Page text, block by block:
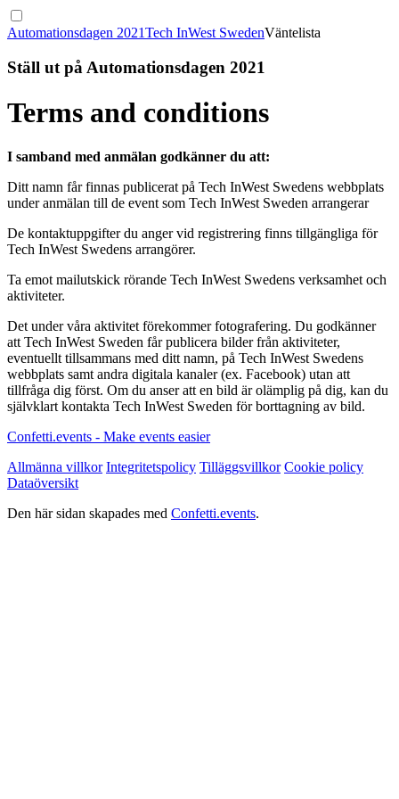
Automationsdagen 2021Tech InWest SwedenVäntelista
Ställ ut på Automationsdagen 2021
Terms and conditions
I samband med anmälan godkänner du att:
Ditt namn får finnas publicerat på Tech InWest Swedens webbplats
under anmälan till de event som Tech InWest Sweden arrangerar
De kontaktuppgifter du anger vid registrering finns tillgängliga för
Tech InWest Swedens arrangörer.
Ta emot mailutskick rörande Tech InWest Swedens verksamhet och
aktiviteter.
Det under våra aktivitet förekommer fotografering. Du godkänner
att Tech InWest Sweden får publicera bilder från aktiviteter,
eventuellt tillsammans med ditt namn, på Tech InWest Swedens
webbplats samt andra digitala kanaler (ex. Facebook) utan att
tillfråga dig först. Om du anser att en bild är olämplig på dig, kan du
självklart kontakta Tech InWest Sweden för borttagning av bild.
Confetti.events - Make events easier
Allmänna villkor Integritetspolicy Tilläggsvillkor Cookie policy
Dataöversikt
Den här sidan skapades med Confetti.events.